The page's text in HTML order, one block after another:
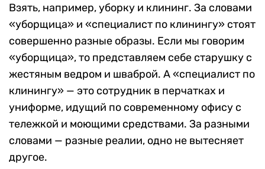
Взять, например, уборку и клининг. За словами
«уборщица» и «специалист по клинингу» стоят
совершенно разные образы. Если мы говорим
«уборщица», то представляем себе старушку с
жестяным ведром и шваброй. А «специалист по
клинингу» — это сотрудник в перчатках и
униформе, идущий по современному офису с
тележкой и моющими средствами. За разными
словами — разные реалии, одно не вытесняет
другое.